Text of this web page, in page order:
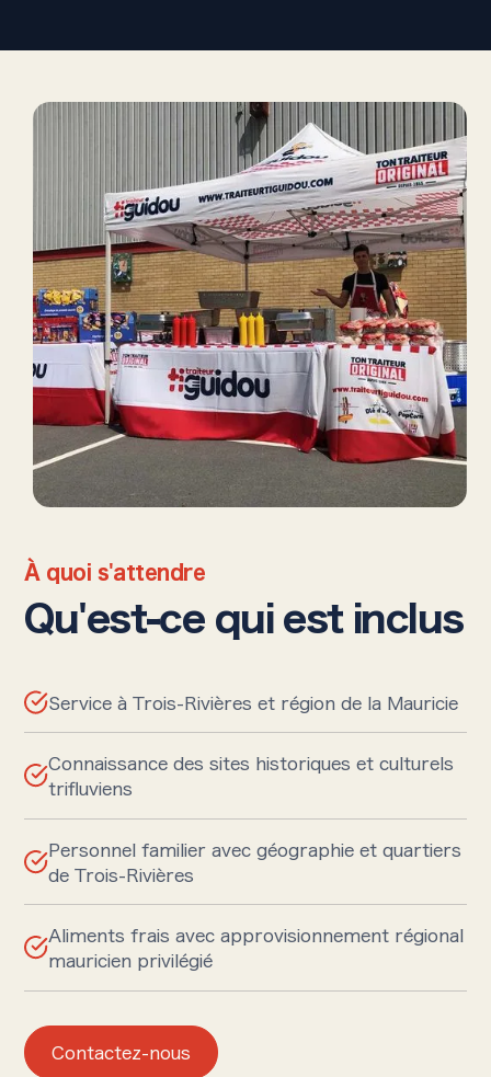
À quoi s'attendre
Qu'est-ce qui est inclus
Service à Trois-Rivières et région de la Mauricie
Connaissance des sites historiques et culturels
trifluviens
Personnel familier avec géographie et quartiers
de Trois-Rivières
Aliments frais avec approvisionnement régional
mauricien privilégié
Contactez-nous